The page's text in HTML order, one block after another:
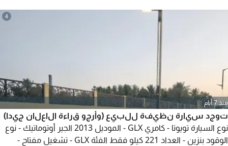
4
منذ 7 أيام
توجد سيارة نظيفة للبيع (وأرجو قراءة الاعلان جيدا)
نوع السيارة تويوتا - كامري GLX - الموديل 2013 الجير أوتوماتيك - نوع
الوقود بنزين - العداد 221 كيلو فقط الفئة GLX - تشغيل مفتاح -